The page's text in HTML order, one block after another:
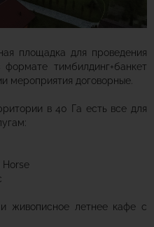
площадка для проведения
тимбилдинг+банкет
мероприятия договорные.
в 40 Га есть все для
Horse
живописное летнее кафе с